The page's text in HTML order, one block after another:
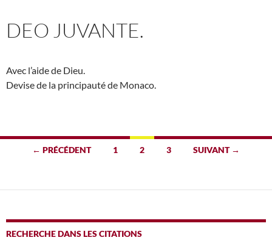
DEO JUVANTE.
Avec l’aide de Dieu.
Devise de la principauté de Monaco.
Navigation
articles
← PRÉCÉDENT 1 2 3 SUIVANT →
RECHERCHE DANS LES CITATIONS